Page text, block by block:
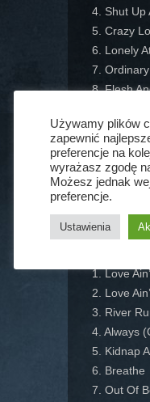
4. Shut Up
5. Crazy
6. Lonely
7.
8. Flesh
10. If I
11. Real
12.
13. Too
CD 4
1. Love
2. Love
3. River
4. Always
5. Kidnap
6. Breathe
7. Out Of
Używamy plików
zapewnić
preferencje na
wyrażasz zgodę
Możesz jednak
preferencje.
Ustawienia